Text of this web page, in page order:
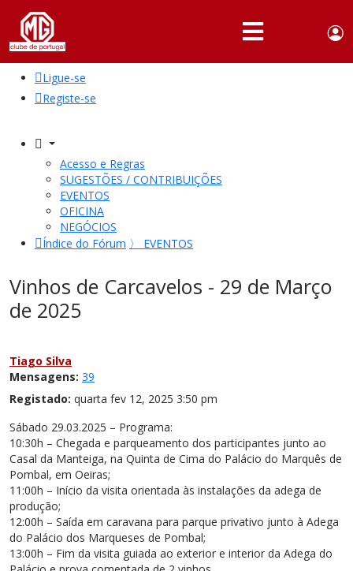
Portuguese,
English
QUEM
SOMOS
ATIVIDADES
NOTÍCIAS
FÓRUM
Ligue-se
Registe-se
Acesso e Regras
SUGESTÕES / CONTRIBUIÇÕES
EVENTOS
OFICINA
NEGÓCIOS
Índice do Fórum 〉 EVENTOS
Vinhos de Carcavelos - 29 de Março
de 2025
Tiago Silva
Mensagens: 39
Registado: quarta fev 12, 2025 3:50 pm
Sábado 29.03.2025 – Programa:
10:30h – Chegada e parqueamento dos participantes junto ao
Casal da Manteiga, na Quinta de Cima do Palácio do Marquês de
Pombal, em Oeiras;
11:00h – Início da visita orientada às instalações da adega de
produção;
12:00h – Saída em caravana para parque privativo junto à Adega
do Palácio dos Marqueses de Pombal;
13:00h – Fim da visita guiada ao exterior e interior da Adega do